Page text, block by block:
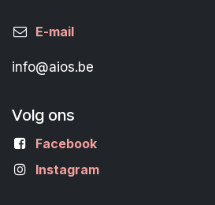
E-mail
info@aios.be
Volg ons
Facebook
Instagram